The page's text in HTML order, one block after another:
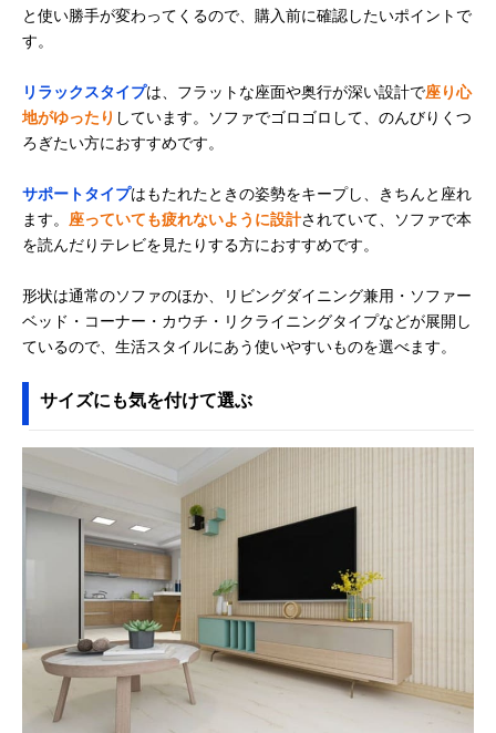
と使い勝手が変わってくるので、購入前に確認したいポイントで
す。
リラックスタイプは、フラットな座面や奥行が深い設計で座り心
地がゆったり しています。ソファでゴロゴロして、のんびりくつ
ろぎたい方におすすめです。
サポートタイプはもたれたときの姿勢をキープし、きちんと座れ
ます。 座っていても疲れないように設計されていて、ソファで本
を読んだりテレビを見たりする方におすすめです。
形状は通常のソファのほか、リビングダイニング兼用・ソファー
ベッド・コーナー・カウチ・リクライニングタイプなどが展開し
ているので、生活スタイルにあう使いやすいものを選べます。
サイズにも気を付けて選ぶ